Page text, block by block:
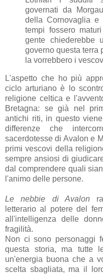
governati da
della Cornovaglia
tempi fossero
gente chiederebbe
governo questa terra
la vorrebbero i
L'aspetto che ho più
ciclo arturiano è lo
religione celtica e
Bretagna: se già nel
antichi riti, in questo
differenze che
sacerdotesse di Avalon e
primi vescovi della
sempre ansiosi di
dal comprendere quali
l'animo delle persone.
Le nebbie di Avalon
letterario al potere del
all'intelligenza delle
fragilità.
Non ci sono personaggi
questa storia, ma tutte
un'energia buona che a
scelta sbagliata, ma il